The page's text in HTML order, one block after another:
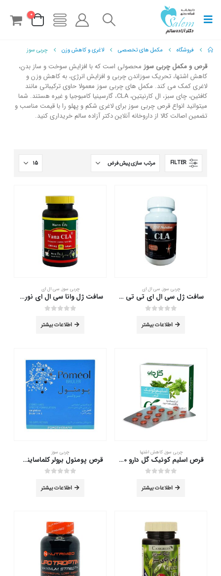
0
فروشگاه مکمل های تخصصی لاغری و کاهش وزن چربی سوز
قرص و مکمل چربی سوز محصولی است که با افزایش سوخت و ساز بدن،
کاهش اشتها، تحریک سوزاندن چربی و افزایش انرژی، به کاهش وزن و
لاغری کمک می کند. مکمل های چربی سوز معمولا حاوی ترکیباتی مانند
کافئین، چای سبز، ال کارنیتین، CLA، گارسینیا کامبوجیا و غیره هستند. شما
میتوانید انواع قرص چربی سوز برای لاغری شکم و پهلو را با قیمت مناسب و
تضمین اصالت کالا از داروخانه آنلاین دکتر آزاده سالم خریداری کنید.
FILTER
چربی سوز, سی ال ای
سافت ژل سی ال ای تی تی ای نوتریشن 60 عدد
اطلاعات بیشتر
چربی سوز, سی ال ای
سافت ژل وانا سی ال ای نورم لایف 60 عدد
اطلاعات بیشتر
چربی سوز,کاهش اشتها
قرص اسلیم کوئیک گل دارو 30 عددی
اطلاعات بیشتر
چربی سوز
قرص پومئول برولر کلماساینس 60 عددی
اطلاعات بیشتر